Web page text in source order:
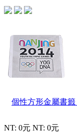
個性方形金屬書籤
NT: 0元 NT: 0元